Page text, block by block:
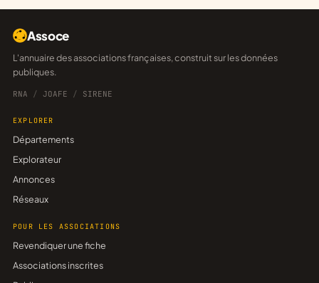
Assoce
L'annuaire des associations françaises, construit sur les données
publiques.
RNA / JOAFE / SIRENE
EXPLORER
Départements
Explorateur
Annonces
Réseaux
POUR LES ASSOCIATIONS
Revendiquer une fiche
Associations inscrites